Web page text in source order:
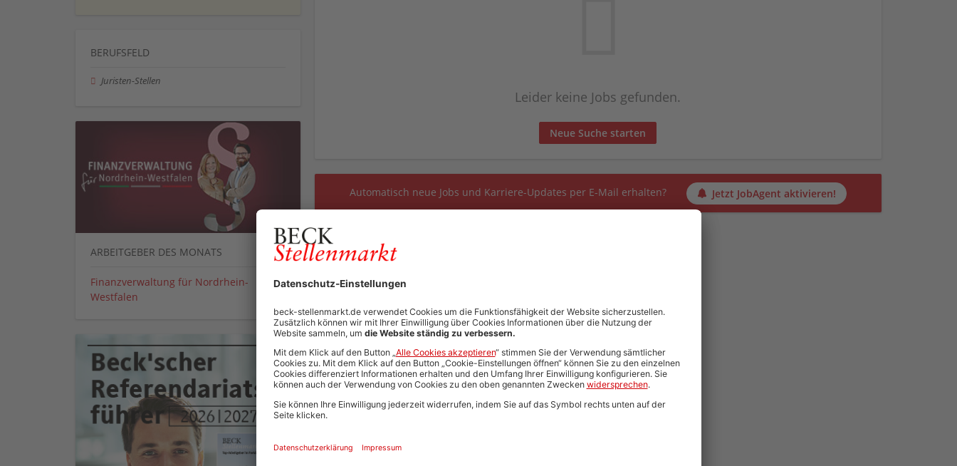
Leider keine Jobs gefunden.
Neue Suche starten
Automatisch neue Jobs und Karriere-Updates per E-Mail erhalten? Jetzt JobAgent aktivieren!
BERUFSFELD
Juristen-Stellen
ARBEITGEBER DES MONATS
Finanzverwaltung für Nordrhein-
Westfalen